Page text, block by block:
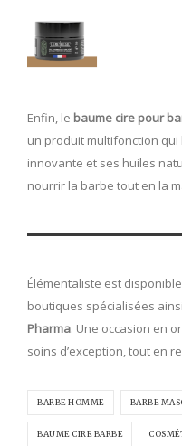
Enfin, le baume cire pour
un produit multifonction
innovante et ses huiles
nourrir la barbe tout en la
Élémentaliste est
boutiques spécialisées
Pharma. Une occasion en
soins d’exception, tout en
BARBE HOMME BARBE
BAUME CIRE BARBE